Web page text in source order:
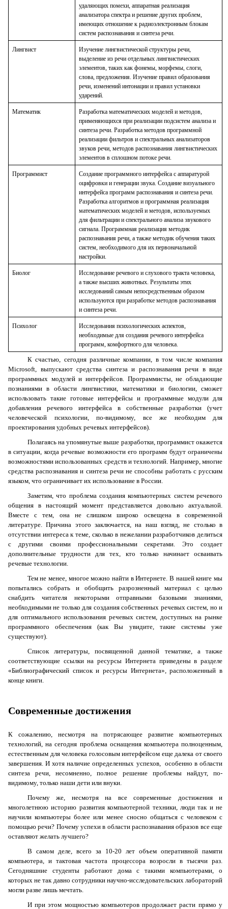
удаляющих помехи, аппаратная реализация
анализатора спектра и решение других проблем,
имеющих отношение к радиоэлектронным блокам
систем распознавания и синтеза речи.
Лингвист
Изучение лингвистической структуры речи,
выделение из речи отдельных лингвистических
элементов, таких как фонемы, морфемы, слоги,
слова, предложения. Изучение правил образования
речи, изменений интонации и правил установки
ударений.
Математик
Разработка математических моделей и методов,
применяющихся при реализации подсистем анализа и
синтеза речи. Разработка методов программной
реализации фильтров и спектральных анализаторов
звуков речи, методов распознавания лингвистических
элементов в сплошном потоке речи.
Программист
Создание программного интерфейса с аппаратурой
оцифровки и генерации звука. Создание визуального
интерфейса программ распознавания и синтеза речи.
Разработка алгоритмов и программная реализация
математических моделей и методов, используемых
для фильтрации и спектрального анализа звукового
сигнала. Программная реализация методик
распознавания речи, а также методик обучения таких
систем, необходимого для их первоначальной
настройки.
Биолог
Исследование речевого и слухового тракта человека,
а также высших животных. Результаты этих
исследований самым непосредственным образом
используются при разработке методов распознавания
и синтеза речи.
Психолог
Исследования психологических аспектов,
необходимые для создания речевого интерфейса
программ, комфортного для человека.
К счастью, сегодня различные компании, в том числе компания
Microsoft, выпускают средства синтеза и распознавания речи в виде
программных модулей и интерфейсов. Программисты, не обладающие
познаниями в области лингвистики, математики и биологии, сможет
использовать такие готовые интерфейсы и программные модули для
добавления речевого интерфейса в собственные разработки (учет
человеческой психологии, по-видимому, все же необходим для
проектирования удобных речевых интерфейсов).
Полагаясь на упомянутые выше разработки, программист окажется
в ситуации, когда речевые возможности его программ будут ограничены
возможностями использованных средств и технологий. Например, многие
средства распознавания и синтеза речи не способны работать с русским
языком, что ограничивает их использование в России.
Заметим, что проблема создания компьютерных систем речевого
общения в настоящий момент представляется довольно актуальной.
Вместе с тем, она не слишком широко освещена в современной
литературе. Причина этого заключается, на наш взгляд, не столько в
отсутствии интереса к теме, сколько в нежелании разработчиков делиться
с другими своими профессиональными секретами. Это создает
дополнительные трудности для тех, кто только начинает осваивать
речевые технологии.
Тем не менее, многое можно найти в Интернете. В нашей книге мы
попытались собрать и обобщить разрозненный материал с целью
снабдить читателя некоторыми отправными базовыми знаниями,
необходимыми не только для создания собственных речевых систем, но и
для оптимального использования речевых систем, доступных на рынке
программного обеспечения (как Вы увидите, такие системы уже
существуют).
Список литературы, посвященной данной тематике, а также
соответствующие ссылки на ресурсы Интернета приведены в разделе
«Библиографический список и ресурсы Интернета», расположенный в
конце книги.
Современные достижения
К сожалению, несмотря на потрясающее развитие компьютерных
технологий, на сегодня проблема оснащения компьютера полноценным,
естественным для человека голосовым интерфейсом еще далека от своего
завершения. И хотя наличие определенных успехов, особенно в области
синтеза речи, несомненно, полное решение проблемы найдут, по-
видимому, только наши дети или внуки.
Почему же, несмотря на все современные достижения и
многолетнюю историю развития компьютерной техники, люди так и не
научили компьютеры более или менее сносно общаться с человеком с
помощью речи? Почему успехи в области распознавания образов все еще
оставляют желать лучшего?
В самом деле, всего за 10-20 лет объем оперативной памяти
компьютера, и тактовая частота процессора возросли в тысячи раз.
Сегодняшние студенты работают дома с такими компьютерами, о
которых не так давно сотрудники научно-исследовательских лабораторий
могли разве лишь мечтать.
И при этом мощностью компьютеров продолжает расти прямо у